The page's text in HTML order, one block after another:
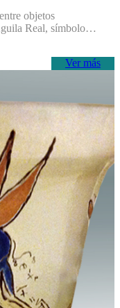
objetos
Real, símbolo…
Ver más